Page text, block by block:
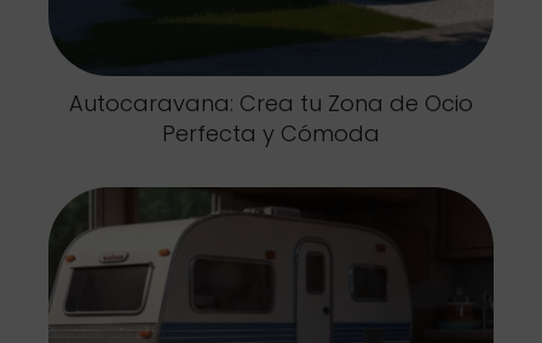
Autocaravana: Crea tu Zona de Ocio
Perfecta y Cómoda